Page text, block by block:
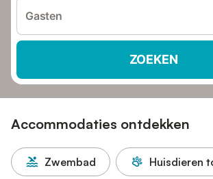
Gasten
ZOEKEN
Accommodaties ontdekken
Zwembad Huisdieren